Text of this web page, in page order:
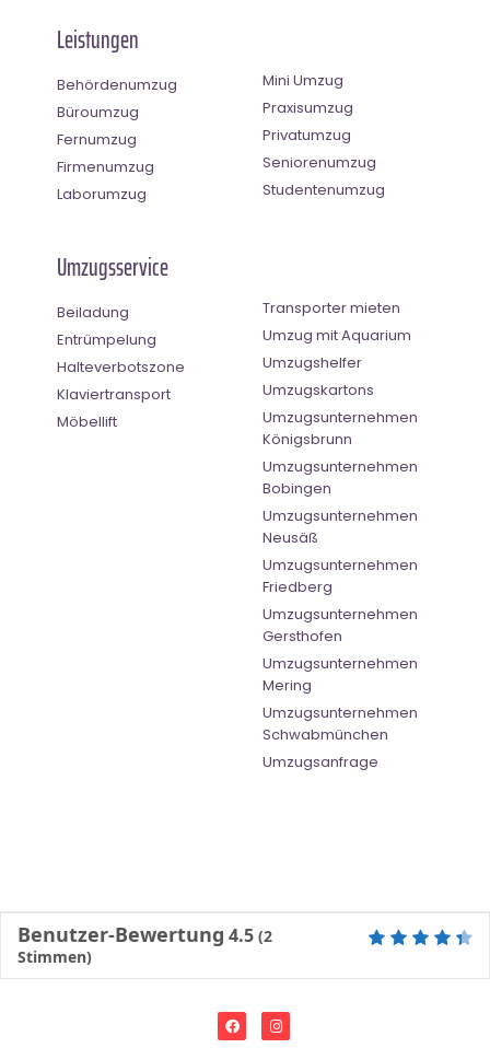
Leistungen
Behördenumzug
Büroumzug
Fernumzug
Firmenumzug
Laborumzug
Mini Umzug
Praxisumzug
Privatumzug
Seniorenumzug
Studentenumzug
Umzugsservice
Beiladung
Entrümpelung
Halteverbotszone
Klaviertransport
Möbellift
Transporter mieten
Umzug mit Aquarium
Umzugshelfer
Umzugskartons
Umzugsunternehmen
Königsbrunn
Umzugsunternehmen
Bobingen
Umzugsunternehmen
Neusäß
Umzugsunternehmen
Friedberg
Umzugsunternehmen
Gersthofen
Umzugsunternehmen
Mering
Umzugsunternehmen
Schwabmünchen
Umzugsanfrage
Benutzer-Bewertung 4.5 (2
Stimmen)